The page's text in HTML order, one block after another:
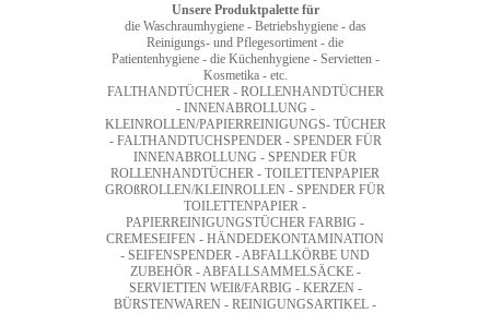
Unsere Produktpalette für
die Waschraumhygiene - Betriebshygiene - das
Reinigungs- und Pflegesortiment - die
Patientenhygiene - die Küchenhygiene - Servietten -
Kosmetika - etc.
FALTHANDTÜCHER - ROLLENHANDTÜCHER
- INNENABROLLUNG -
KLEINROLLEN/PAPIERREINIGUNGS- TÜCHER
- FALTHANDTUCHSPENDER - SPENDER FÜR
INNENABROLLUNG - SPENDER FÜR
ROLLENHANDTÜCHER - TOILETTENPAPIER
GROßROLLEN/KLEINROLLEN - SPENDER FÜR
TOILETTENPAPIER -
PAPIERREINIGUNGSTÜCHER FARBIG -
CREMESEIFEN - HÄNDEDEKONTAMINATION
- SEIFENSPENDER - ABFALLKÖRBE UND
ZUBEHÖR - ABFALLSAMMELSÄCKE -
SERVIETTEN WEIß/FARBIG - KERZEN -
BÜRSTENWAREN - REINIGUNGSARTIKEL -